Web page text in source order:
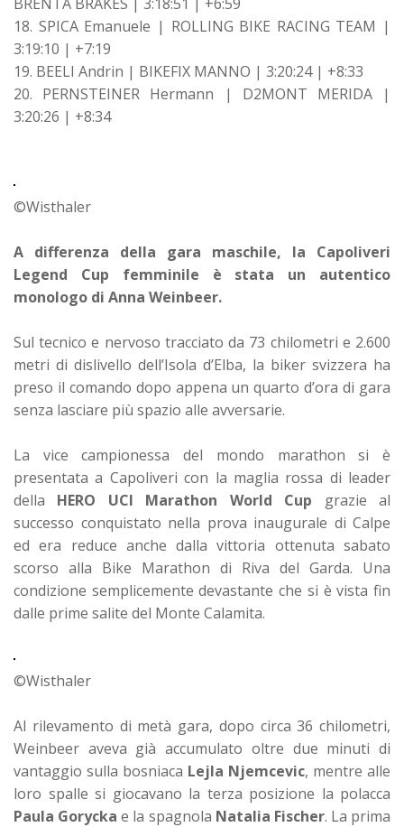
18. SPICA Emanuele | ROLLING BIKE RACING TEAM |
3:19:10 | +7:19
19. BEELI Andrin | BIKEFIX MANNO | 3:20:24 | +8:33
20. PERNSTEINER Hermann | D2MONT MERIDA |
3:20:26 | +8:34
©Wisthaler
A differenza della gara maschile, la Capoliveri
Legend Cup femminile è stata un autentico
monologo di Anna Weinbeer.
Sul tecnico e nervoso tracciato da 73 chilometri e 2.600
metri di dislivello dell’Isola d’Elba, la biker svizzera ha
preso il comando dopo appena un quarto d’ora di gara
senza lasciare più spazio alle avversarie.
La vice campionessa del mondo marathon si è
presentata a Capoliveri con la maglia rossa di leader
della HERO UCI Marathon World Cup grazie al
successo conquistato nella prova inaugurale di Calpe
ed era reduce anche dalla vittoria ottenuta sabato
scorso alla Bike Marathon di Riva del Garda. Una
condizione semplicemente devastante che si è vista fin
dalle prime salite del Monte Calamita.
©Wisthaler
Al rilevamento di metà gara, dopo circa 36 chilometri,
Weinbeer aveva già accumulato oltre due minuti di
vantaggio sulla bosniaca Lejla Njemcevic, mentre alle
loro spalle si giocavano la terza posizione la polacca
Paula Gorycka e la spagnola Natalia Fischer. La prima